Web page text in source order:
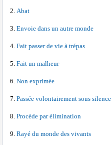
Abat
Envoie dans un autre monde
Fait passer de vie à trépas
Fait un malheur
Non exprimée
Passée volontairement sous silence
Procède par élimination
Rayé du monde des vivants